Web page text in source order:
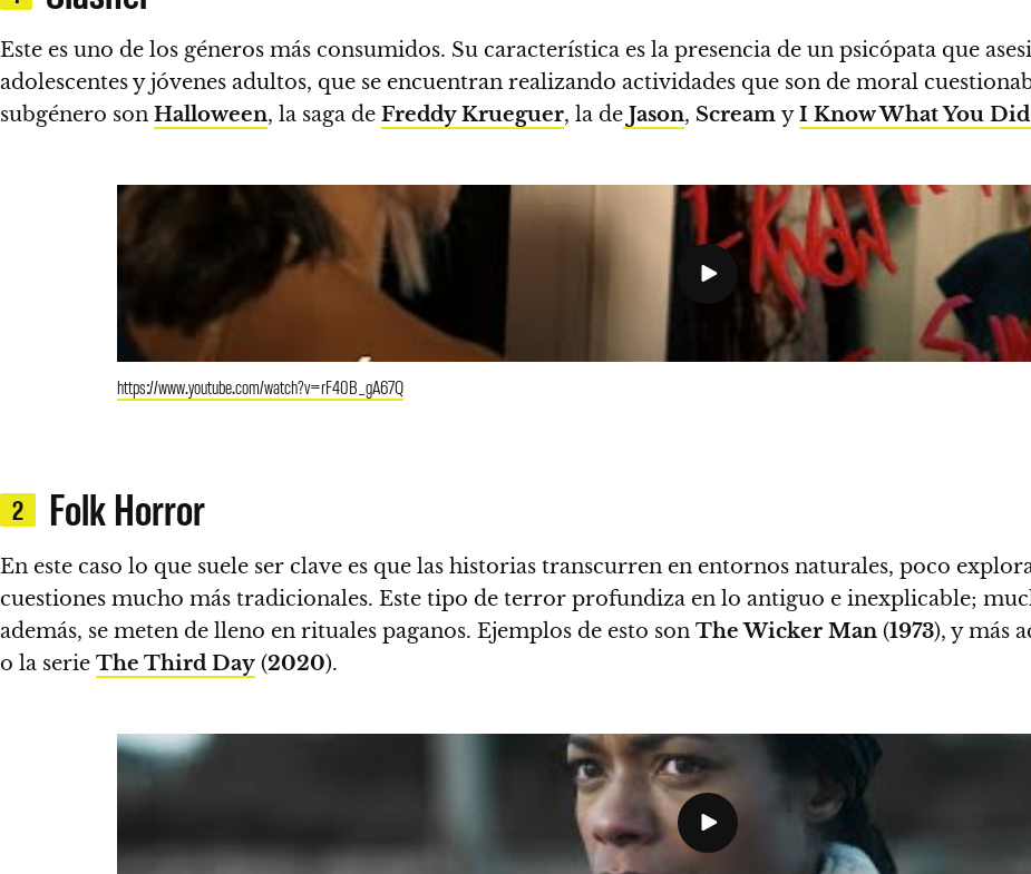
Este es uno de los géneros más consumidos. Su característica es la presencia de un psicópata que
adolescentes y jóvenes adultos, que se encuentran realizando actividades que son de moral
subgénero son Halloween, la saga de Freddy Krueguer, la de Jason, Scream yI Know What You
https://www.youtube.com/watch?v=rF40B_gA67Q
2 Folk Horror
En este caso lo que suele ser clave es que las historias transcurren en entornos naturales, poco
cuestiones mucho más tradicionales. Este tipo de terror profundiza en lo antiguo e inexplicable;
además, se meten de lleno en rituales paganos. Ejemplos de esto son The Wicker Man (1973), y más
o la serie The Third Day (2020).